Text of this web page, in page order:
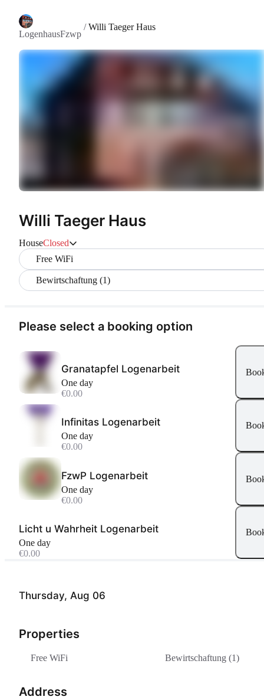
LogenhausFzwp
/Willi Taeger Haus
Willi Taeger Haus
HouseClosed
Free WiFi
Bewirtschaftung (1)
Thursday, Aug 06
Properties
Free WiFi Bewirtschaftung (1)
Address
Please select a booking option
Granatapfel Logenarbeit
One day
€0.00
Infinitas Logenarbeit
One day
€0.00
FzwP Logenarbeit
One day
€0.00
Licht u Wahrheit Logenarbeit
One day
€0.00